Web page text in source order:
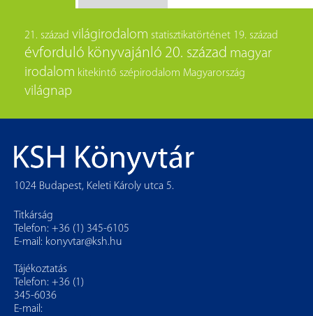
21. század világirodalom statisztikatörténet 19. század
évforduló könyvajánló 20. század magyar
irodalom kitekintő szépirodalom Magyarország
világnap
1024 Budapest, Keleti Károly utca 5.
Titkárság
Telefon: +36 (1) 345-6105
E-mail: konyvtar@ksh.hu
Tájékoztatás
Telefon: +36 (1)
345-6036
E-mail: